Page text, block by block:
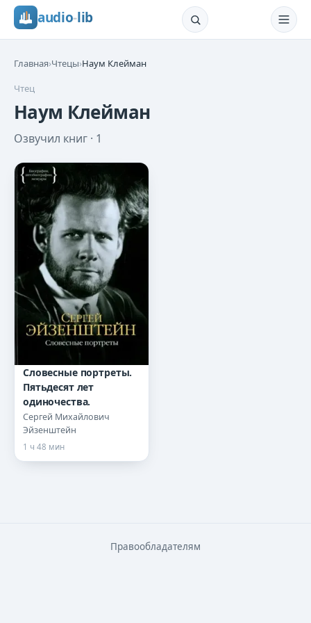
audio-lib
Главная›Чтецы›Наум Клейман
Чтец
Наум Клейман
Озвучил книг · 1
Словесные портреты.
Пятьдесят лет
одиночества.
Сергей Михайлович
Эйзенштейн
1 ч 48 мин
Правообладателям